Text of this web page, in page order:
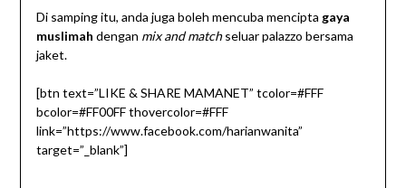
Di samping itu, anda juga boleh mencuba mencipta gaya
muslimah dengan mix and matchseluar palazzo bersama
jaket.
[btn text=”LIKE & SHARE MAMANET” tcolor=#FFF
bcolor=#FF00FF thovercolor=#FFF
link=”https://www.facebook.com/harianwanita”
target=”_blank”]